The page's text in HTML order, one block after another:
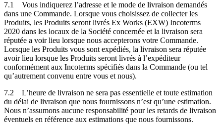
7.1
Vous indiquerez l’adresse et le mode de livraison demandés
dans une Commande. Lorsque vous choisissez de collecter les
Produits, les Produits seront livrés Ex Works (EXW) Incoterms
2020 dans les locaux de la Société concernée et la livraison sera
réputée a voir lieu lorsque nous accepterons votre Commande.
Lorsque les Produits vous sont expédiés, la livraison sera réputée
avoir lieu lorsque les Produits seront livrés à l’expéditeur
conformément aux Incoterms spécifiés dans la Commande (ou tel
qu’autrement convenu entre vous et nous).
7.2
L’heure de livraison ne sera pas essentielle et toute estimation
du délai de livraison que nous fournissons n’est qu’une estimation.
Nous n’assumons aucune responsabilité pour les retards de livraison
éventuels en référence aux estimations que nous fournissons.